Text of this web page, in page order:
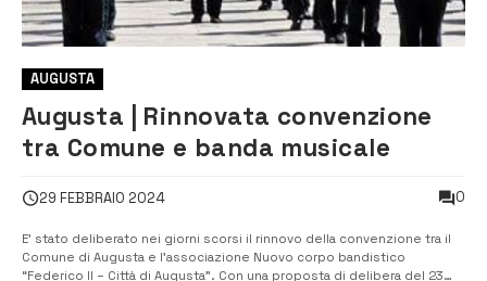
AUGUSTA
Augusta | Rinnovata convenzione
tra Comune e banda musicale
29 FEBBRAIO 2024 0
E’ stato deliberato nei giorni scorsi il rinnovo della convenzione tra il
Comune di Augusta e l’associazione Nuovo corpo bandistico
“Federico II – Città di Augusta”. Con una proposta di delibera del 23